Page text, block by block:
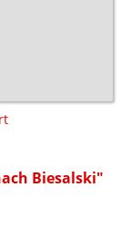
Biesalski"